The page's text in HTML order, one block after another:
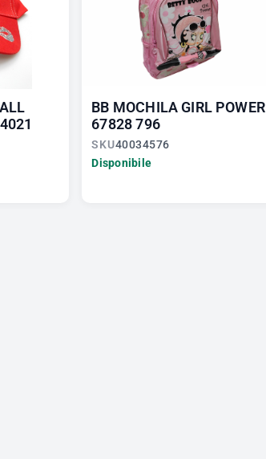
BB MOCHILA GIRL POWER
67828 796
SKU40034576
Disponibile